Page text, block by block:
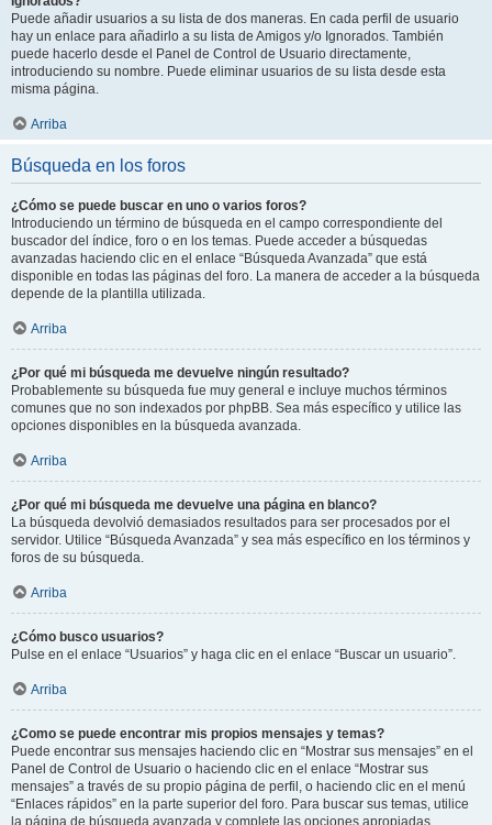
Puede añadir usuarios a su lista de dos maneras. En cada perfil de usuario
hay un enlace para añadirlo a su lista de Amigos y/o Ignorados. También
puede hacerlo desde el Panel de Control de Usuario directamente,
introduciendo su nombre. Puede eliminar usuarios de su lista desde esta
misma página.
Arriba
Búsqueda en los foros
¿Cómo se puede buscar en uno o varios foros?
Introduciendo un término de búsqueda en el campo correspondiente del
buscador del índice, foro o en los temas. Puede acceder a búsquedas
avanzadas haciendo clic en el enlace “Búsqueda Avanzada” que está
disponible en todas las páginas del foro. La manera de acceder a la búsqueda
depende de la plantilla utilizada.
Arriba
¿Por qué mi búsqueda me devuelve ningún resultado?
Probablemente su búsqueda fue muy general e incluye muchos términos
comunes que no son indexados por phpBB. Sea más específico y utilice las
opciones disponibles en la búsqueda avanzada.
Arriba
¿Por qué mi búsqueda me devuelve una página en blanco?
La búsqueda devolvió demasiados resultados para ser procesados por el
servidor. Utilice “Búsqueda Avanzada” y sea más específico en los términos y
foros de su búsqueda.
Arriba
¿Cómo busco usuarios?
Pulse en el enlace “Usuarios” y haga clic en el enlace “Buscar un usuario”.
Arriba
¿Como se puede encontrar mis propios mensajes y temas?
Puede encontrar sus mensajes haciendo clic en “Mostrar sus mensajes” en el
Panel de Control de Usuario o haciendo clic en el enlace “Mostrar sus
mensajes” a través de su propio página de perfil, o haciendo clic en el menú
“Enlaces rápidos” en la parte superior del foro. Para buscar sus temas, utilice
la página de búsqueda avanzada y complete las opciones apropiadas.